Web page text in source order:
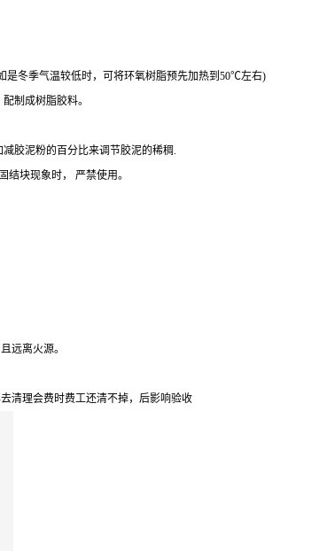
冬季气温较低时，可将环氧树脂预先加热到50℃左右)
制成树脂胶料。
胶泥粉的百分比来调节胶泥的稀稠.
块现象时， 严禁使用。
远离火源。
清理会费时费工还清不掉，后影响验收